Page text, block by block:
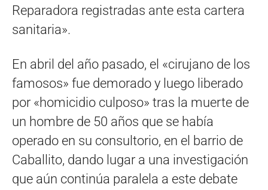
Reparadora registradas ante esta cartera
sanitaria».
En abril del año pasado, el «cirujano de los
famosos» fue demorado y luego liberado
por «homicidio culposo» tras la muerte de
un hombre de 50 años que se había
operado en su consultorio, en el barrio de
Caballito, dando lugar a una investigación
que aún continúa paralela a este debate